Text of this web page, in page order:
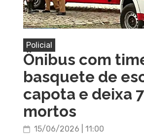
Policial
Ônibus com
basquete de
capota e deixa 7
mortos
15/06/2026 | 11:00